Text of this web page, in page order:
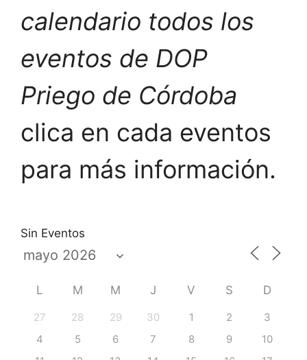
calendario todos los
eventos de DOP
Priego de Córdoba
clica en cada eventos
para más información.
Sin Eventos
L M M J V S D
27 28 29 30 1 2
3
4
5 6 7 8 9
10